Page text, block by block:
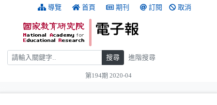
跳到主要內容 導覽 首頁 期刊 訂閱 取消
搜尋 搜尋 進階搜尋
第194期 2020-04